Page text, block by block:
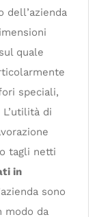
dell’azienda
quale
speciali,
di
tagli netti
in
sono
modo da